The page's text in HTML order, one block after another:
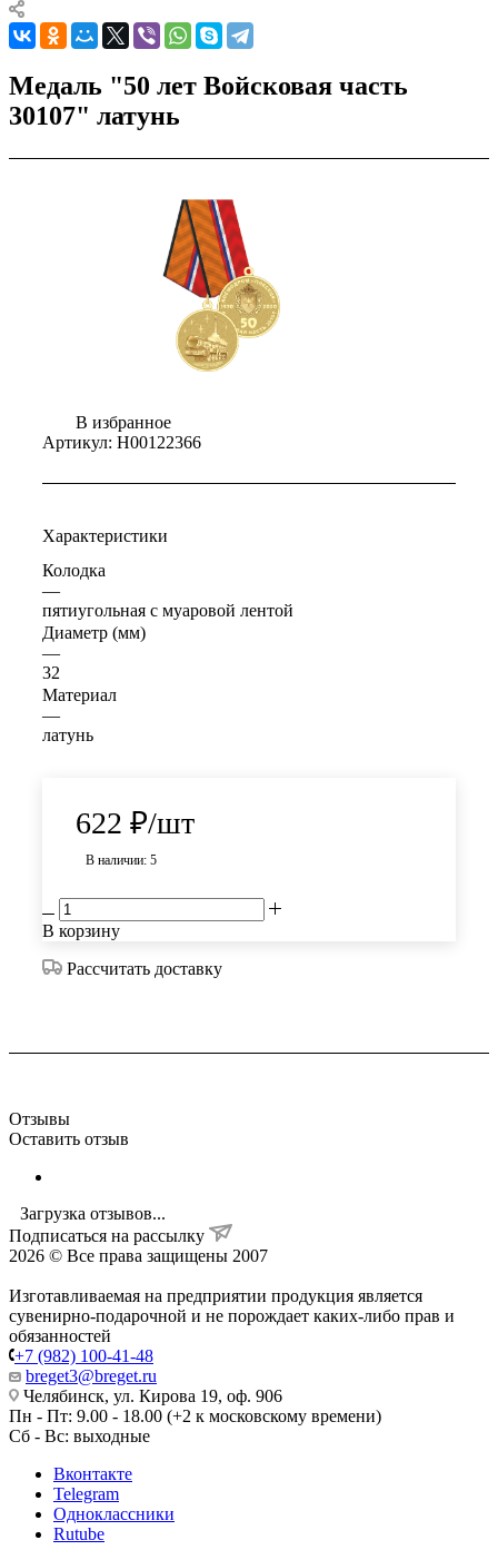
Медаль "50 лет Войсковая часть
30107" латунь
В избранное
Артикул: Н00122366
Характеристики
Колодка
—
пятиугольная с муаровой лентой
Диаметр (мм)
—
32
Материал
—
латунь
622 ₽/шт
В наличии: 5
В корзину
Рассчитать доставку
Отзывы
Оставить отзыв
Загрузка отзывов...
Подписаться на рассылку
2026 © Все права защищены 2007
Изготавливаемая на предприятии продукция является
сувенирно-подарочной и не порождает каких-либо прав и
обязанностей
+7 (982) 100-41-48
breget3@breget.ru
Челябинск, ул. Кирова 19, оф. 906
Пн - Пт: 9.00 - 18.00 (+2 к московскому времени)
Сб - Вс: выходные
Вконтакте
Telegram
Одноклассники
Rutube